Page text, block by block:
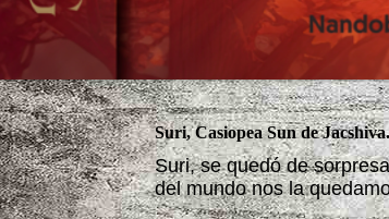
Suri, Casiopea Sun de Jacshiva.
Suri, se quedó de
del mundo nos la